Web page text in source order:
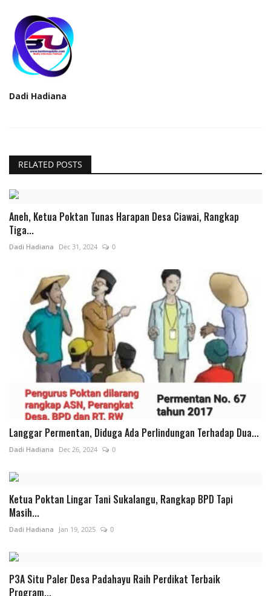
Dadi Hadiana
RELATED POSTS
Aneh, Ketua Poktan Tunas Harapan Desa Ciawai, Rangkap
Tiga...
Dadi Hadiana Dec 31, 2024 0
Langgar Permentan, Diduga Ada Perlindungan Terhadap Dua...
Dadi Hadiana Dec 26, 2024 0
Ketua Poktan Lingar Tani Sukalangu, Rangkap BPD Tapi
Masih...
Dadi Hadiana Jan 19, 2025 0
P3A Situ Paler Desa Padahayu Raih Perdikat Terbaik
Program...